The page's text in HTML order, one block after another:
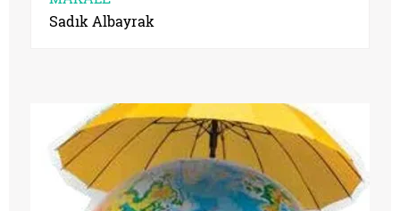
Sadık Albayrak